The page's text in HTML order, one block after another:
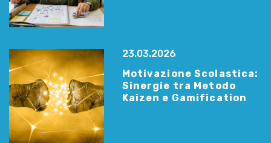
23.03.2026
Motivazione Scolastica:
Sinergie tra Metodo
Kaizen e Gamification